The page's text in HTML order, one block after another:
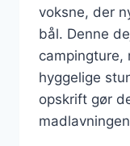
voksne, der
bål. Denne
campingture,
hyggelige
opskrift gør